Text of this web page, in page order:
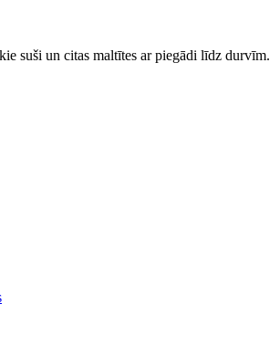
suši un citas maltītes ar piegādi līdz durvīm.